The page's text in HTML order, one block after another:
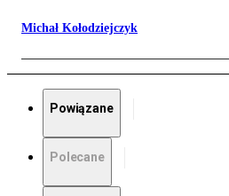
Michał Kołodziejczyk
Powiązane
Polecane